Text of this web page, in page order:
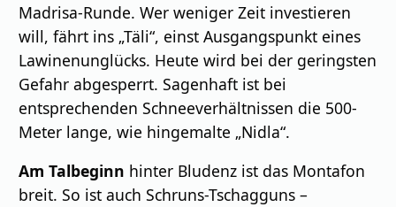
Madrisa-Runde. Wer weniger Zeit investieren
will, fährt ins „Täli“, einst Ausgangspunkt eines
Lawinenunglücks. Heute wird bei der geringsten
Gefahr abgesperrt. Sagenhaft ist bei
entsprechenden Schneeverhältnissen die 500-
Meter lange, wie hingemalte „Nidla“.
Am Talbeginn hinter Bludenz ist das Montafon
breit. So ist auch Schruns-Tschagguns –